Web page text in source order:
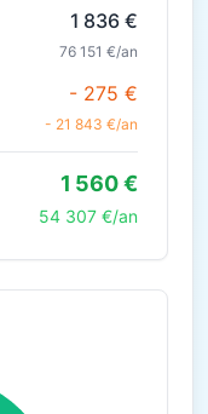
1 836 €
76 151 €/an
- 275 €
- 21 843 €/an
1 560 €
54 307 €/an